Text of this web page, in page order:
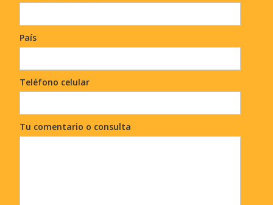
País
Teléfono celular
Tu comentario o consulta